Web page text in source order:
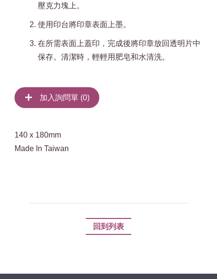
壓克力塊上。
使用印台將印章表面上墨。
在所需表面上蓋印，完成後將印章放回透明片中
保存。清潔時，輕輕用肥皂和水清洗。
加入詢問單 (0)
140 x 180mm
Made In Taiwan
回到列表